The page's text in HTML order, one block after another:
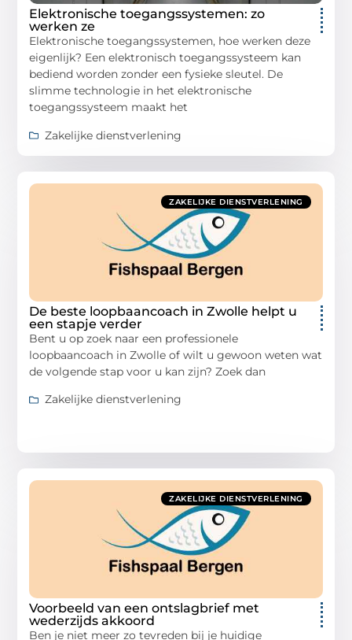
Elektronische toegangssystemen: zo
werken ze
Elektronische toegangssystemen, hoe werken deze
eigenlijk? Een elektronisch toegangssysteem kan
bediend worden zonder een fysieke sleutel. De
slimme technologie in het elektronische
toegangssysteem maakt het
Zakelijke dienstverlening
ZAKELIJKE DIENSTVERLENING
De beste loopbaancoach in Zwolle helpt u
een stapje verder
Bent u op zoek naar een professionele
loopbaancoach in Zwolle of wilt u gewoon weten wat
de volgende stap voor u kan zijn? Zoek dan
Zakelijke dienstverlening
ZAKELIJKE DIENSTVERLENING
Voorbeeld van een ontslagbrief met
wederzijds akkoord
Ben je niet meer zo tevreden bij je huidige